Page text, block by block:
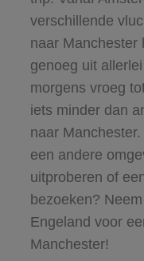
verschillende
naar Manchester
genoeg uit
morgens vroeg
iets minder dan
naar
een andere
uitproberen of
bezoeken?
Engeland voor
Manchester!